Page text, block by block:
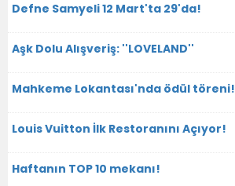
Defne Samyeli 12 Mart'ta 29'da!
Aşk Dolu Alışveriş: ''LOVELAND''
Mahkeme Lokantası'nda ödül töreni!
Louis Vuitton İlk Restoranını Açıyor!
Haftanın TOP 10 mekanı!